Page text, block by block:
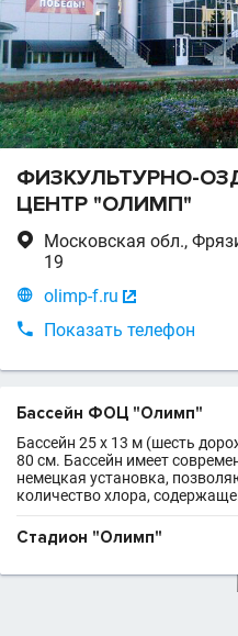
ФИЗКУЛЬТУРНО-
ЦЕНТР "ОЛИМП"

Московская обл.,
19
 olimp-f.ru 

Показать телефон
Бассейн ФОЦ "Олимп"
Бассейн 25 х 13 м (шесть
80 см. Бассейн имеет
немецкая установка,
количество хлора,
Стадион "Олимп"